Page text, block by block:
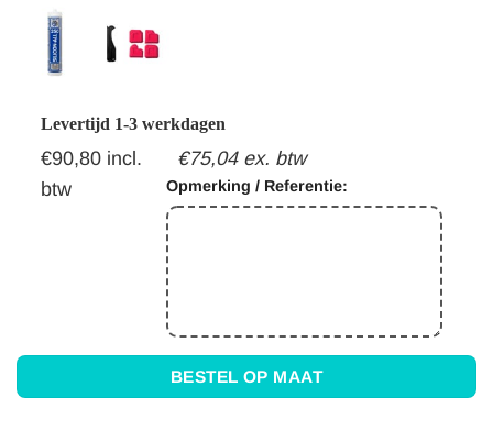
Levertijd 1-3 werkdagen
€90,80 incl.
btw
€75,04 ex. btw
Opmerking / Referentie:
BESTEL OP MAAT